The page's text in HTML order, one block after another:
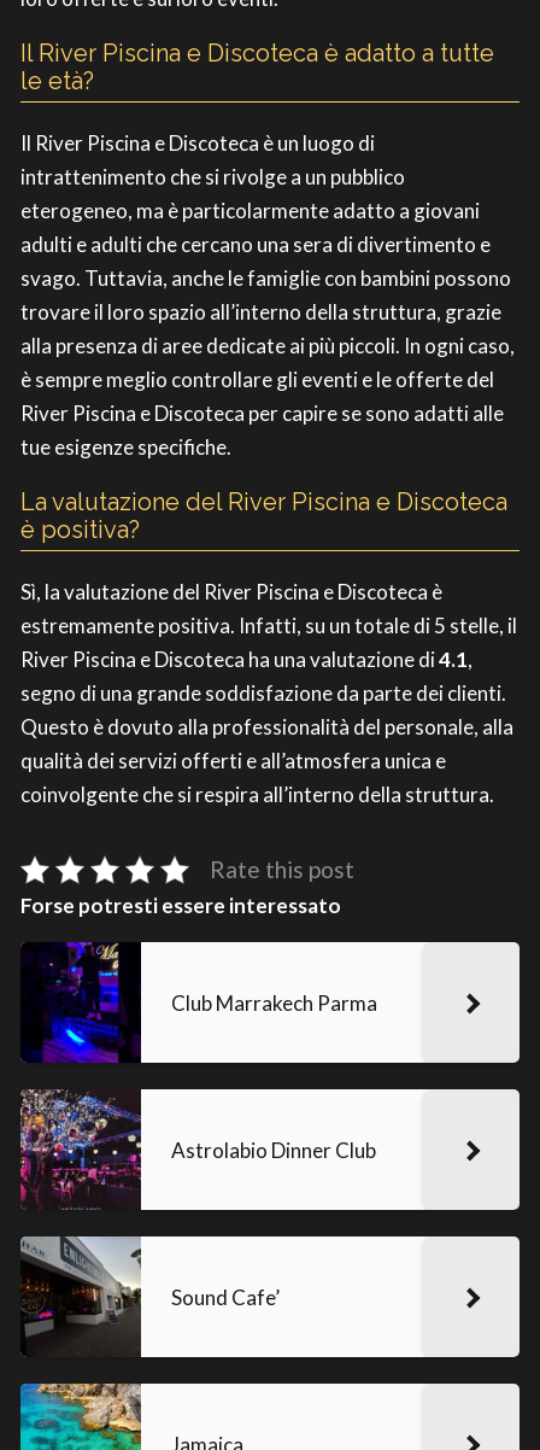
Il River Piscina e Discoteca è adatto a tutte
le età?
Il River Piscina e Discoteca è un luogo di
intrattenimento che si rivolge a un pubblico
eterogeneo, ma è particolarmente adatto a giovani
adulti e adulti che cercano una sera di divertimento e
svago. Tuttavia, anche le famiglie con bambini possono
trovare il loro spazio all’interno della struttura, grazie
alla presenza di aree dedicate ai più piccoli. In ogni caso,
è sempre meglio controllare gli eventi e le offerte del
River Piscina e Discoteca per capire se sono adatti alle
tue esigenze specifiche.
La valutazione del River Piscina e Discoteca
è positiva?
Sì, la valutazione del River Piscina e Discoteca è
estremamente positiva. Infatti, su un totale di 5 stelle, il
River Piscina e Discoteca ha una valutazione di4.1,
segno di una grande soddisfazione da parte dei clienti.
Questo è dovuto alla professionalità del personale, alla
qualità dei servizi offerti e all’atmosfera unica e
coinvolgente che si respira all’interno della struttura.
Rate this post
Forse potresti essere interessato
Club Marrakech Parma
Astrolabio Dinner Club
Sound Cafe’
Jamaica